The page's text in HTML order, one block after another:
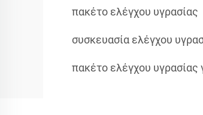
πακέτο ελέγχου υγρασίας
συσκευασία ελέγχου
πακέτο ελέγχου